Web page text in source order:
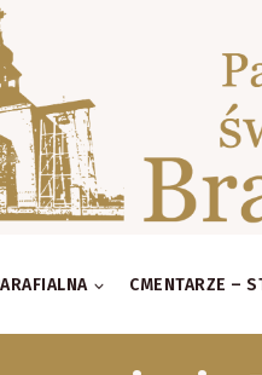
CMENTARZE –